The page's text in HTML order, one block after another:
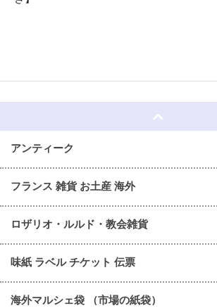
アンティーク
フランス 雑貨 お土産 海外
ロザリオ・ルルド・教会雑貨
味紙 ラベル チケット 伝票
海外マルシェ袋 （市場の紙袋）